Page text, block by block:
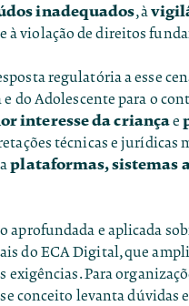
inadequados, à
à violação de direitos
regulatória a esse
do Adolescente para o
interesse da criançae
técnicas e jurídicas
plataformas, sistemas
aprofundada e aplicada
do ECA Digital, que
exigências. Para
conceito levanta dúvidas